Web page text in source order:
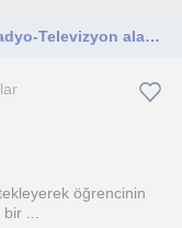
Derslerim; Güzel Sanatlar Liselerinin Radyo-Televizyon alanında öğrenim gören öğrencileri ile üniversitelerin Radyo, Televizyon ve
öğrencinin
...